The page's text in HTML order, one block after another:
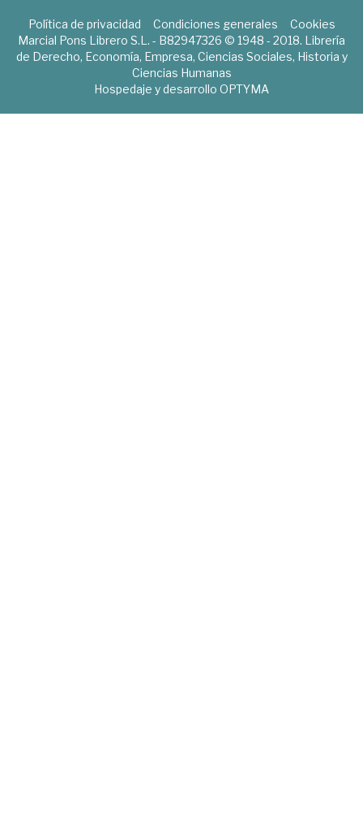
Política de privacidad Condiciones generales
Cookies
Marcial Pons Librero S.L. - B82947326 © 1948 - 2018. Librería
de Derecho, Economía, Empresa, Ciencias Sociales, Historia y
Ciencias Humanas
Hospedaje y desarrollo OPTYMA